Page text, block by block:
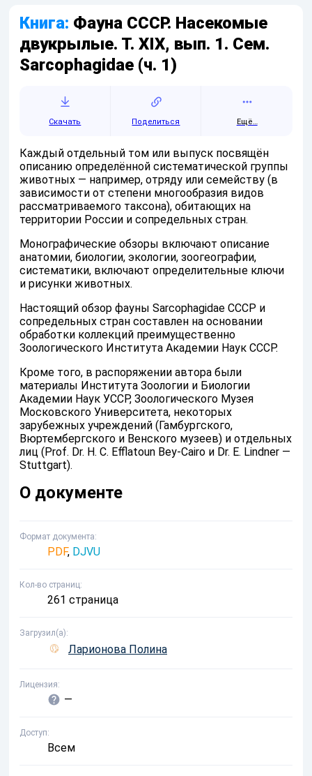
Книга: Фауна СССР. Насекомые
двукрылые. Т. XIX, вып. 1. Сем.
Sarcophagidae (ч. 1)
Скачать Поделиться Ещё…
Каждый отдельный том или выпуск посвящён
описанию определённой систематической группы
животных — например, отряду или семейству (в
зависимости от степени многообразия видов
рассматриваемого таксона), обитающих на
территории России и сопредельных стран.
Монографические обзоры включают описание
анатомии, биологии, экологии, зоогеографии,
систематики, включают определительные ключи
и рисунки животных.
Настоящий обзор фауны Sarcophagidae СССР и
сопредельных стран составлен на основании
обработки коллекций преимущественно
Зоологического Института Академии Наук СССР.
Кроме того, в распоряжении автора были
материалы Института Зоологии и Биологии
Академии Наук УССР, Зоологического Музея
Московского Университета, некоторых
зарубежных учреждений (Гамбургского,
Вюртембергского и Венского музеев) и отдельных
лиц (Prof. Dr. Н. С. Efflatoun Bey-Cairo и Dr. Е. Lindner —
Stuttgart).
О документе
Формат документа
PDF, DJVU
Кол-во страниц
261 страница
Загрузил(а)
Ларионова Полина
Лицензия
—
Доступ
Всем